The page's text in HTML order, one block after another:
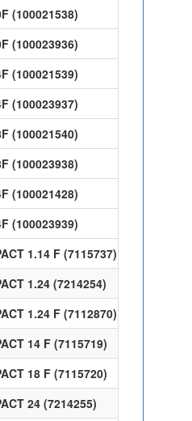
(100021538)
(100023936)
(100021539)
(100023937)
(100021540)
(100023938)
(100021428)
(100023939)
1.14 F (7115737)
1.24 (7214254)
1.24 F (7112870)
14 F (7115719)
18 F (7115720)
24 (7214255)